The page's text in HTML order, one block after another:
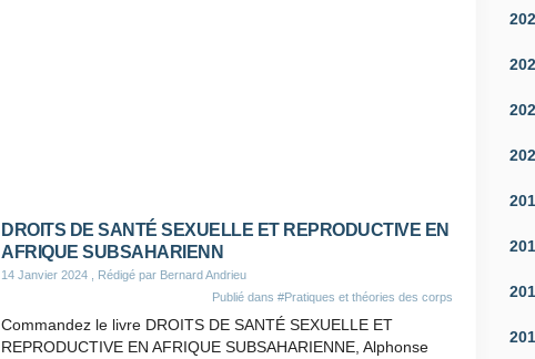
DROITS DE SANTÉ SEXUELLE ET REPRODUCTIVE EN
AFRIQUE SUBSAHARIENN
14 Janvier 2024 , Rédigé par Bernard Andrieu
Publié dans #Pratiques et théories des corps
Commandez le livre DROITS DE SANTÉ SEXUELLE ET
REPRODUCTIVE EN AFRIQUE SUBSAHARIENNE, Alphonse